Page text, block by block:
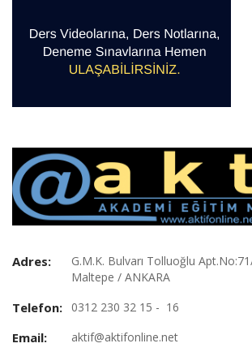
Adres:
G.M.K. Bulvarı Tolluoğlu
Maltepe / ANKARA
Telefon: 0312 230 32 15 - 16
Email: aktif@aktifonline.net